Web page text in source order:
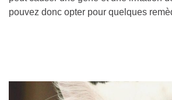
pouvez donc opter pour quelques